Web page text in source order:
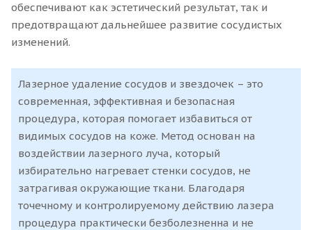
обеспечивают как эстетический результат, так и
предотвращают дальнейшее развитие сосудистых
изменений.
Лазерное удаление сосудов и звездочек – это
современная, эффективная и безопасная
процедура, которая помогает избавиться от
видимых сосудов на коже. Метод основан на
воздействии лазерного луча, который
избирательно нагревает стенки сосудов, не
затрагивая окружающие ткани. Благодаря
точечному и контролируемому действию лазера
процедура практически безболезненна и не